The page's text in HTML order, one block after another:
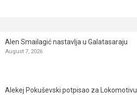
Alen Smailagić nastavlja u Galatasaraju
August 7, 2026
Alekej Pokuševski potpisao za Lokomotivu